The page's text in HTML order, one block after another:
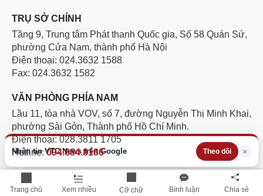
Trang chủ Xem nhiều Cỡ chữ Bình luận Chia sẻ
Nhận tin VTC News trên Google Theo dõi ×
TRỤ SỞ CHÍNH
Tầng 9, Trung tâm Phát thanh Quốc gia, Số 58 Quán Sứ,
phường Cửa Nam, thành phố Hà Nội
Điện thoại: 024.3632 1588
Fax: 024.3632 1582
VĂN PHÒNG PHÍA NAM
Lầu 11, tòa nhà VOV, số 7, đường Nguyễn Thị Minh Khai,
phường Sài Gòn, Thành phố Hồ Chí Minh.
Điện thoại: 028.3811 1705
Hotline:094.884.8186
Không được sao chép lại bất kỳ thông tin nào từ website
này khi chưa có sự đồng ý bằng văn bản của Báo Điện tử